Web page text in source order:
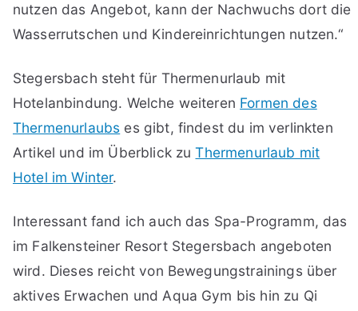
nutzen das Angebot, kann der Nachwuchs dort die
Wasserrutschen und Kindereinrichtungen nutzen.“
Stegersbach steht für Thermenurlaub mit
Hotelanbindung. Welche weiteren Formen des
Thermenurlaubs es gibt, findest du im verlinkten
Artikel und im Überblick zuThermenurlaub mit
Hotel im Winter.
Interessant fand ich auch das Spa-Programm, das
im Falkensteiner Resort Stegersbach angeboten
wird. Dieses reicht von Bewegungstrainings über
aktives Erwachen und Aqua Gym bis hin zu Qi